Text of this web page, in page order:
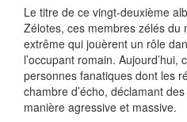
Le titre de ce vingt-deuxième
Zélotes, ces membres zélés du
extrême qui jouèrent un rôle
l’occupant romain.
personnes fanatiques dont les
chambre d’écho, déclamant
manière agressive et massive.